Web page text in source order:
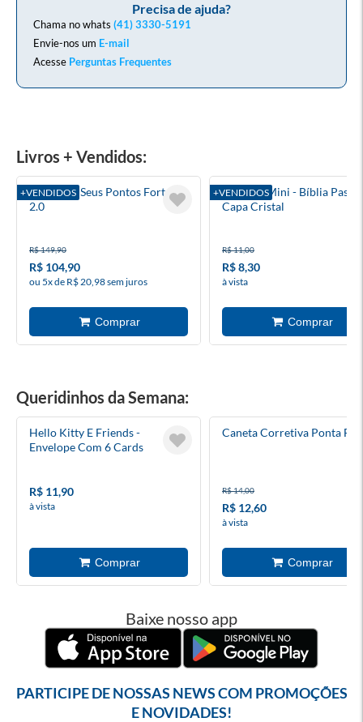
Precisa de ajuda?
Chama no whats (41) 3330-5191
Envie-nos um E-mail
Acesse Perguntas Frequentes
Livros + Vendidos:
+VENDIDOS
Descubra Seus Pontos Fortes
2.0
R$ 149,90
R$ 104,90
ou 5x de R$ 20,98 sem juros
+VENDIDOS
Salmos - Mini - Bíblia
Capa Cristal
R$ 11,00
R$ 8,30
à vista
Queridinhos da Semana:
Hello Kitty E Friends -
Envelope Com 6 Cards
R$ 11,90
à vista
Caneta Corretiva Ponta
R$ 14,00
R$ 12,60
à vista
Baixe nosso app
PARTICIPE DE NOSSAS NEWS COM PROMOÇÕES
E NOVIDADES!